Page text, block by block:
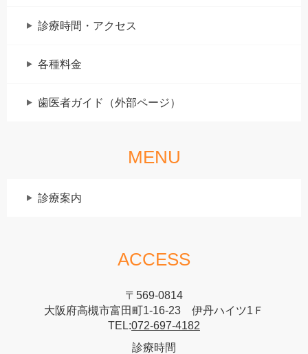
診療時間・アクセス
各種料金
歯医者ガイド（外部ページ）
MENU
診療案内
ACCESS
〒569-0814
大阪府高槻市富田町1-16-23 伊丹ハイツ1Ｆ
TEL:072-697-4182
診療時間